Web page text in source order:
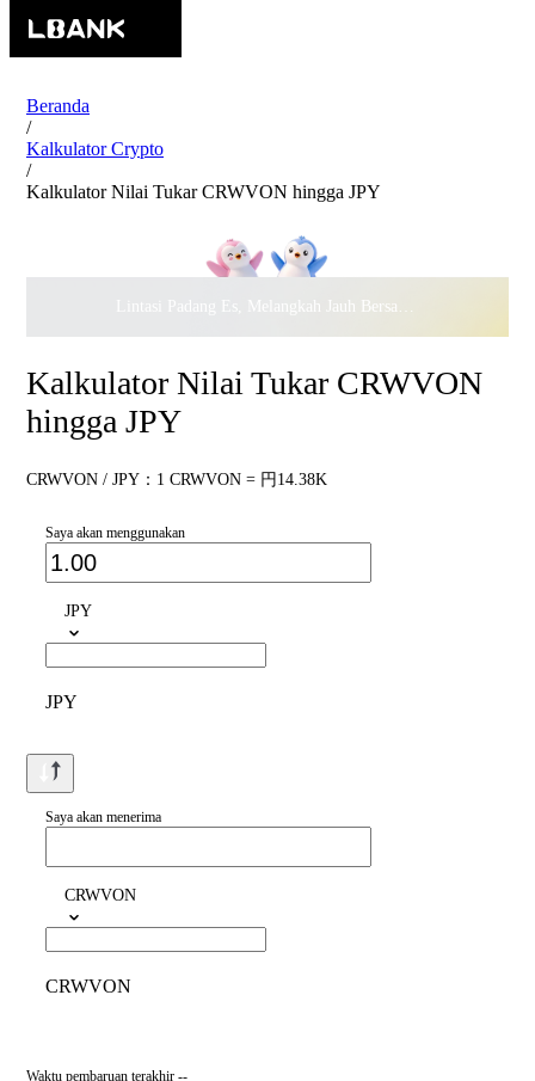
Beranda
/
Kalkulator Crypto
/
Kalkulator Nilai Tukar CRWVON hingga JPY
Lintasi Padang Es, Melangkah Jauh Bersama · Rayakan
Kalkulator Nilai Tukar CRWVON
hingga JPY
CRWVON / JPY：1 CRWVON = 円14.38K
Saya akan menggunakan
JPY
JPY
Saya akan menerima
CRWVON
CRWVON
Waktu pembaruan terakhir --